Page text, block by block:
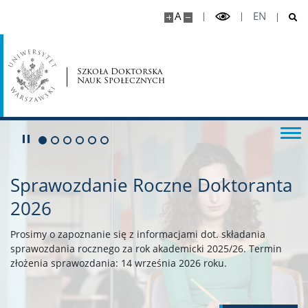
A EN
Szkoła Doktorska
Nauk Społecznych
UW dla doktorantek i doktorantów
Szkolenia: Dane Badawcze UW
Wydarzenia
Ogłoszenia – konferencje, szkoły letnie, konkursy
Wydarzenia Szkoły
Sprawozdanie Roczne Doktoranta
2026
Prosimy o zapoznanie się z informacjami dot. składania
sprawozdania rocznego za rok akademicki 2025/26. Termin
złożenia sprawozdania: 14 września 2026 roku.
Play/Pause
Go to 1 slide
Go to 2 slide
Go to 3 slide
Go to 4 slide
Go to 5 slide
Go to 6 slide